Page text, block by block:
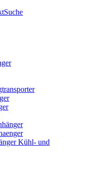
Suche
Kühl- und